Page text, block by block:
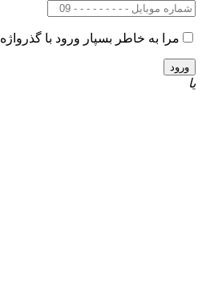
مرا به خاطر بسپار ورود با گذرواژه
یا